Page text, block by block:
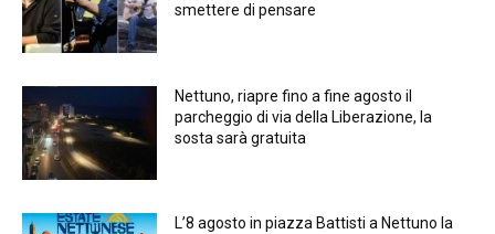
smettere di pensare
Nettuno, riapre fino a fine agosto il
parcheggio di via della Liberazione, la
sosta sarà gratuita
L’8 agosto in piazza Battisti a Nettuno la